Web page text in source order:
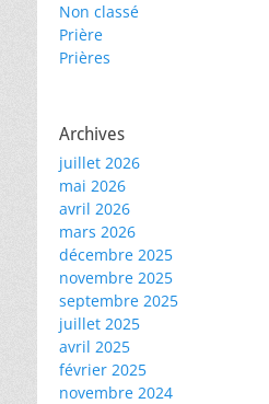
Non classé
Prière
Prières
Archives
juillet 2026
mai 2026
avril 2026
mars 2026
décembre 2025
novembre 2025
septembre 2025
juillet 2025
avril 2025
février 2025
novembre 2024